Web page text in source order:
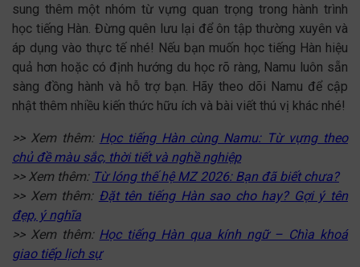
sung thêm một nhóm từ vựng quan trọng trong hành trình
học tiếng Hàn. Đừng quên lưu lại để ôn tập thường xuyên và
áp dụng vào thực tế nhé! Nếu bạn muốn học tiếng Hàn hiệu
quả hơn hoặc có định hướng du học rõ ràng, Namu luôn sẵn
sàng đồng hành và hỗ trợ bạn. Hãy theo dõi Namu để cập
nhật thêm nhiều kiến thức hữu ích và bài viết thú vị khác nhé!
>> Xem thêm: Học tiếng Hàn cùng Namu: Từ vựng theo
chủ đề màu sắc, thời tiết và nghề nghiệp
>> Xem thêm: Từ lóng thế hệ MZ 2026: Bạn đã biết chưa?
>> Xem thêm: Đặt tên tiếng Hàn sao cho hay? Gợi ý tên
đẹp, ý nghĩa
>> Xem thêm: Học tiếng Hàn qua kính ngữ – Chìa khoá
giao tiếp lịch sự